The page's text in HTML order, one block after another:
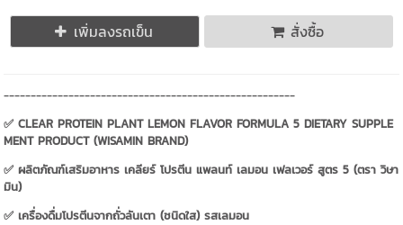
เพิ่มลงรถเข็น สั่งซื้อ
------------------------------------------------------
✅ CLEAR PROTEIN PLANT LEMON FLAVOR FORMULA 5 DIETARY SUPPLE
MENT PRODUCT (WISAMIN BRAND)
✅ ผลิตภัณฑ์เสริมอาหาร เคลียร์ โปรตีน แพลนท์ เลมอน เฟลเวอร์ สูตร 5 (ตรา วิษา
มิน)
✅ เครื่องดื่มโปรตีนจากถั่วลันเตา (ชนิดใส) รสเลมอน